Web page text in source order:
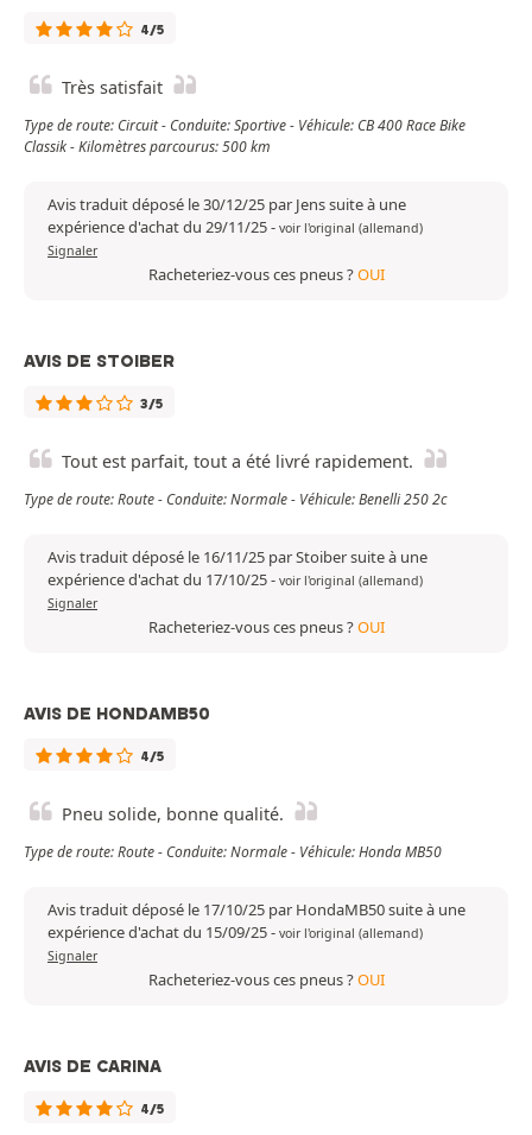
4/5
Très satisfait
Type de route: Circuit - Conduite: Sportive - Véhicule: CB 400 Race Bike
Classik - Kilomètres parcourus: 500 km
Avis traduit déposé le 30/12/25 par Jens suite à une
expérience d'achat du 29/11/25- voir l'original (allemand)
Signaler
Racheteriez-vous ces pneus ?OUI
AVIS DE STOIBER
3/5
Tout est parfait, tout a été livré rapidement.
Type de route: Route - Conduite: Normale - Véhicule: Benelli 250 2c
Avis traduit déposé le 16/11/25 par Stoiber suite à une
expérience d'achat du 17/10/25- voir l'original (allemand)
Signaler
Racheteriez-vous ces pneus ?OUI
AVIS DE HONDAMB50
4/5
Pneu solide, bonne qualité.
Type de route: Route - Conduite: Normale - Véhicule: Honda MB50
Avis traduit déposé le 17/10/25 par HondaMB50 suite à une
expérience d'achat du 15/09/25- voir l'original (allemand)
Signaler
Racheteriez-vous ces pneus ?OUI
AVIS DE CARINA
4/5